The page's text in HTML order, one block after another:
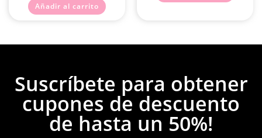
Añadir al carrito
Suscríbete para obtener
cupones de descuento
de hasta un 50%!